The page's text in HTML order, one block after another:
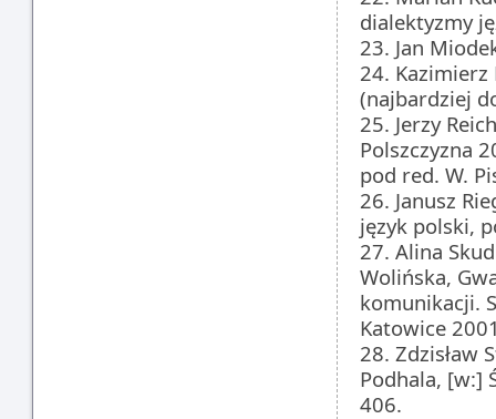
dialektyzmy
23. Jan
24.
(najbardziej
25. Jerzy
Polszczyzna
pod red. W.
26. Janusz
język polski,
27. Alina
Wolińska,
komunikacji.
Katowice
28. Zdzisław
Podhala, [w:]
406.